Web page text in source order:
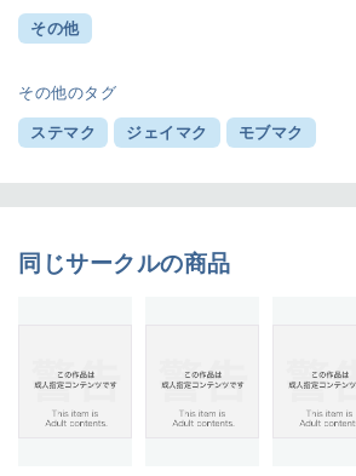
その他
その他のタグ
ステマク ジェイマク モブマク
同じサークルの商品